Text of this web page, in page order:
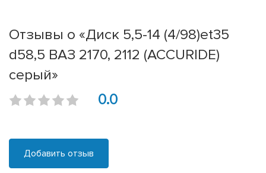
Отзывы о «Диск 5,5-14 (4/98)et35
d58,5 ВАЗ 2170, 2112 (ACCURIDE)
серый»
0.0
Добавить отзыв